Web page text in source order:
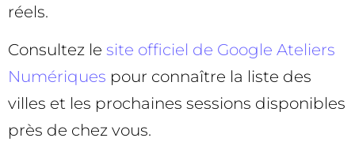
réels.
Consultez le site officiel de Google Ateliers
Numériques pour connaître la liste des
villes et les prochaines sessions disponibles
près de chez vous.